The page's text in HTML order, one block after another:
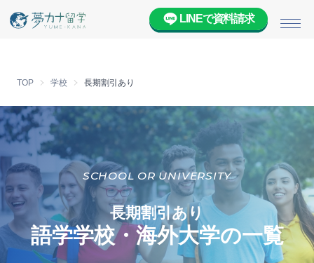
メ
LINEで資料請求
TOP 学校 長期割引あり
SCHOOL OR UNIVERSITY
長期割引あり
語学学校・海外大学の一覧